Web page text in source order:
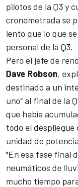
pilotos de la Q3 y
cronometrada se
lento que lo que
personal de la Q3.
Pero el jefe de
Dave Robson,
destinado a un
uno" al final de la
que había
todo el
unidad de
"En esa fase final
neumáticos de
mucho tiempo